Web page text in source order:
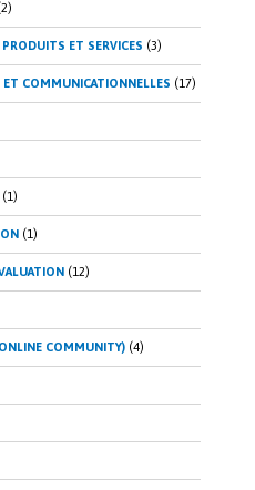
ET SERVICES (3)
ET COMMUNICATIONNELLES (17)
(1)
(1)
(12)
COMMUNITY) (4)